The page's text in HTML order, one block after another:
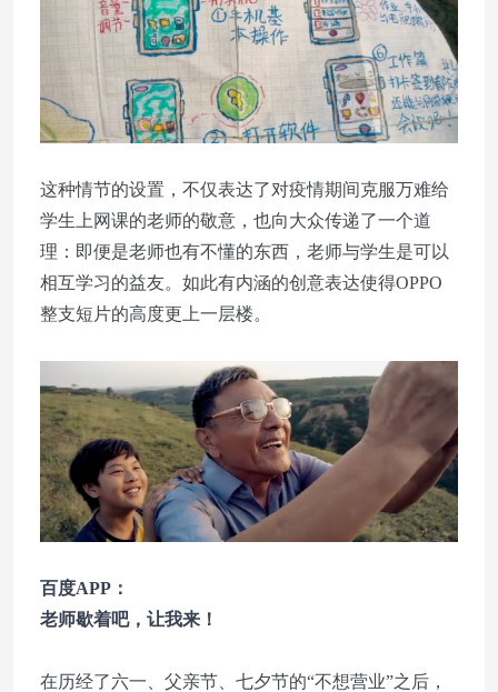
这种情节的设置，不仅表达了对疫情期间克服万难给
学生上网课的老师的敬意，也向大众传递了一个道
理：即便是老师也有不懂的东西，老师与学生是可以
相互学习的益友。如此有内涵的创意表达使得OPPO
整支短片的高度更上一层楼。
百度APP：
老师歇着吧，让我来！
在历经了六一、父亲节、七夕节的“不想营业”之后，